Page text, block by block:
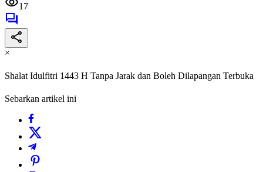
17
×
Shalat Idulfitri 1443 H Tanpa Jarak dan Boleh Dilapangan Terbuka
Sebarkan artikel ini